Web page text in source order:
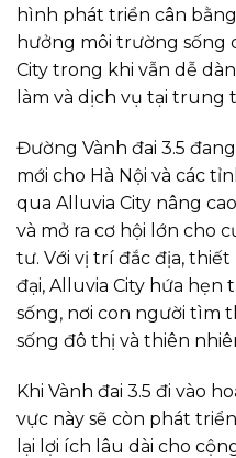
hình phát triển cân
hưởng môi trường sống
City trong khi vẫn dễ
làm và dịch vụ tại trung
Đường Vành đai 3.5
mới cho Hà Nội và các
qua Alluvia City nâng
và mở ra cơ hội lớn cho
tư. Với vị trí đắc địa,
đại, Alluvia City hứa
sống, nơi con người tìm
sống đô thị và thiên
Khi Vành đai 3.5 đi vào
vực này sẽ còn phát
lại lợi ích lâu dài cho